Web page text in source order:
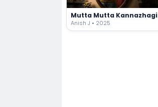
Mutta Mutta Kannazhagi
Anish J • 2025